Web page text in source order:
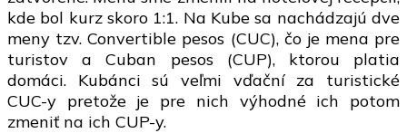
kde bol kurz skoro 1:1. Na Kube sa nachádzajú dve
meny tzv. Convertible pesos (CUC), čo je mena pre
turistov a Cuban pesos (CUP), ktorou platia
domáci. Kubánci sú veľmi vďační za turistické
CUC-y pretože je pre nich výhodné ich potom
zmeniť na ich CUP-y.